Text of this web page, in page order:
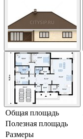
Общая площадь
Полезная площадь
Размеры